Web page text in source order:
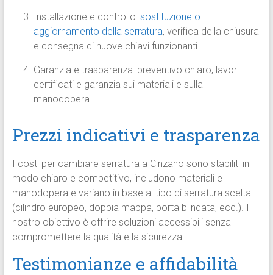
Installazione e controllo: sostituzione o
aggiornamento della serratura, verifica della chiusura
e consegna di nuove chiavi funzionanti.
Garanzia e trasparenza: preventivo chiaro, lavori
certificati e garanzia sui materiali e sulla
manodopera.
Prezzi indicativi e trasparenza
I costi per cambiare serratura a Cinzano sono stabiliti in
modo chiaro e competitivo, includono materiali e
manodopera e variano in base al tipo di serratura scelta
(cilindro europeo, doppia mappa, porta blindata, ecc.). Il
nostro obiettivo è offrire soluzioni accessibili senza
compromettere la qualità e la sicurezza.
Testimonianze e affidabilità